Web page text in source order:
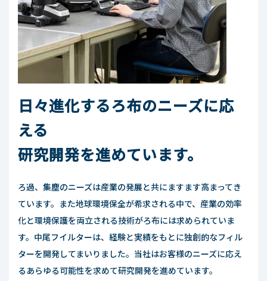
日々進化するろ布のニーズに応
える
研究開発を進めています。
ろ過、集塵のニーズは産業の発展と共にますます高まってき
ています。また地球環境保全が希求される中で、産業の効率
化と環境保護を両立される技術がろ布には求められていま
す。中尾フイルターは、経験と実績をもとに独創的なフィル
ターを開発してまいりました。当社はお客様のニーズに応え
るあらゆる可能性を求めて研究開発を進めています。